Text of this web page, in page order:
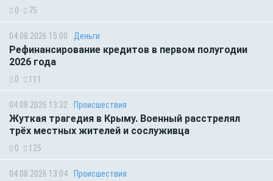
0 75
04.08.2026 15:00 Деньги
Рефинансирование кредитов в первом полугодии
2026 года
0 111
04.08.2026 13:32 Происшествия
Жуткая трагедия в Крыму. Военный расстрелял
трёх местных жителей и сослуживца
0 125
04.08.2026 13:04 Происшествия